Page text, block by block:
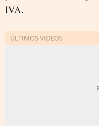
IVA.